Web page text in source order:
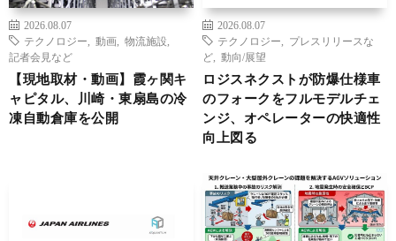
2026.08.07
テクノロジー
動画 物流施設
記者会見など
【現地取材・動画】霞ヶ関キ
ャピタル、川崎・東扇島の冷
凍自動倉庫を公開
2026.08.07
テクノロジー
プレスリリースな
ど
動向/展望
ロジスネクストが防爆仕様車
のフォークをフルモデルチェ
ンジ、オペレーターの快適性
向上図る